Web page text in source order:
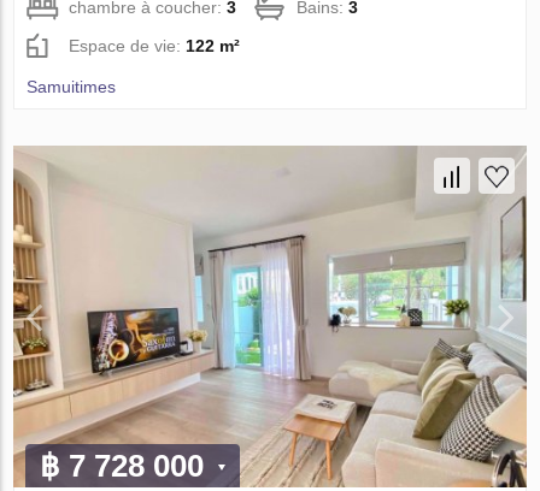
chambre à coucher:3 Bains:3
Espace de vie: 122 m²
Samuitimes
฿ 7 728 000